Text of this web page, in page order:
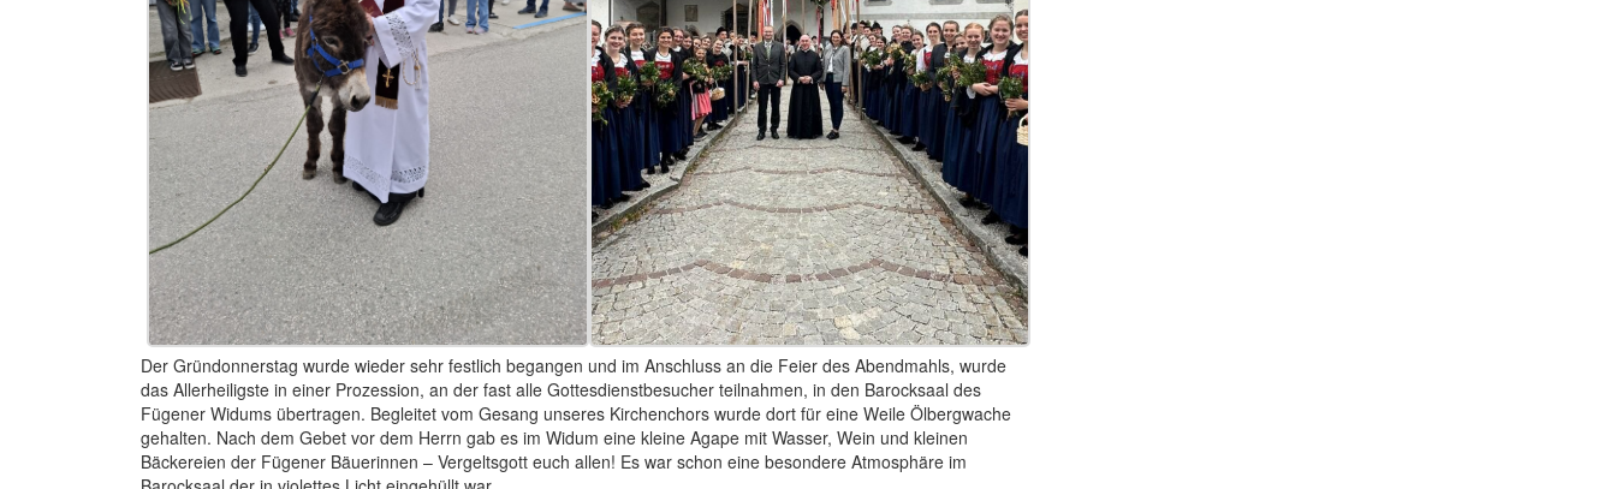
Der Gründonnerstag wurde wieder sehr festlich begangen und im Anschluss an die Feier des Abendmahls, wurde
das Allerheiligste in einer Prozession, an der fast alle Gottesdienstbesucher teilnahmen, in den Barocksaal des
Fügener Widums übertragen. Begleitet vom Gesang unseres Kirchenchors wurde dort für eine Weile Ölbergwache
gehalten. Nach dem Gebet vor dem Herrn gab es im Widum eine kleine Agape mit Wasser, Wein und kleinen
Bäckereien der Fügener Bäuerinnen – Vergeltsgott euch allen! Es war schon eine besondere Atmosphäre im